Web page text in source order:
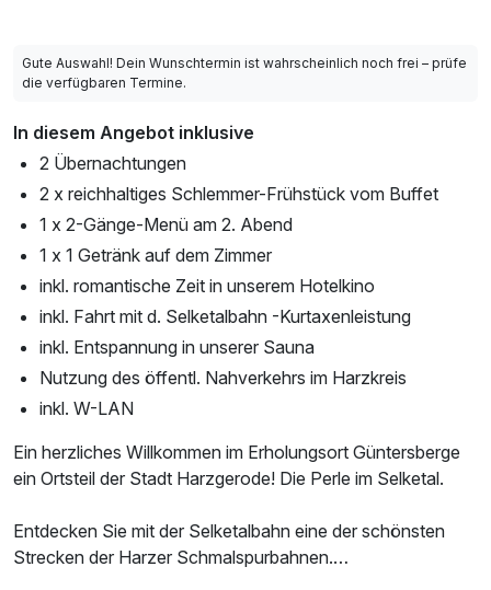
Gute Auswahl! Dein Wunschtermin ist wahrscheinlich noch frei – prüfe
die verfügbaren Termine.
In diesem Angebot inklusive
2 Übernachtungen
2 x reichhaltiges Schlemmer-Frühstück vom Buffet
1 x 2-Gänge-Menü am 2. Abend
1 x 1 Getränk auf dem Zimmer
inkl. romantische Zeit in unserem Hotelkino
inkl. Fahrt mit d. Selketalbahn -Kurtaxenleistung
inkl. Entspannung in unserer Sauna
Nutzung des öffentl. Nahverkehrs im Harzkreis
inkl. W-LAN
Ein herzliches Willkommen im Erholungsort Güntersberge
ein Ortsteil der Stadt Harzgerode! Die Perle im Selketal.
Entdecken Sie mit der Selketalbahn eine der schönsten
Strecken der Harzer Schmalspurbahnen.